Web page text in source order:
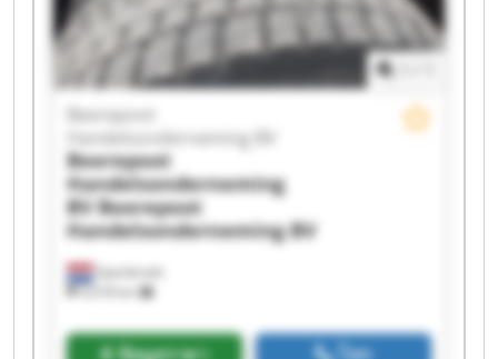
Handelsonderneming BV Beerepoot
Handelsonderneming BV Beerepoot
Handelsonderneming BV Beerepoot
Handelsonderneming BV Beerepoot
Handelsonderneming BV Beerepoot
Handelsonderneming BV
Spanbroek
9,018 km
Beerepoot
Handelsonderneming BV
Beerepoot
Handelsonderneming
BV Beerepoot
Handelsonderneming BV